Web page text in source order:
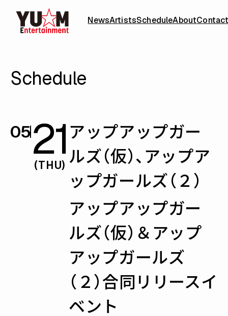
NewsArtistsScheduleAbout
Schedule
0521
(THU)
アップアップガー
ルズ（仮）、アップア
ップガールズ（２）
アップアップガー
ルズ（仮）＆アップ
アップガールズ
（２）合同リリースイ
ベント